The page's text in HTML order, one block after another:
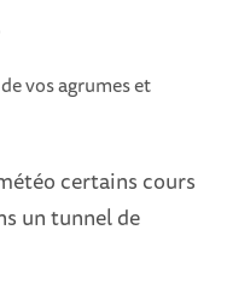
vos agrumes et
certains cours
un tunnel de